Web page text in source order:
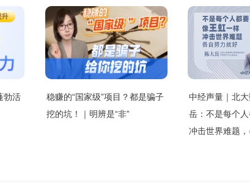
勃活
稳赚的“国家级”项目？都是骗子
挖的坑！｜明辨是“非”
中经声量｜北
岳：不是每个
冲击世界难题